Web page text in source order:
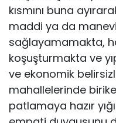
kısmını buna
maddi ya da
sağlayamamakta,
koşuşturmakta ve
ve ekonomik
mahallelerinde
patlamaya hazır